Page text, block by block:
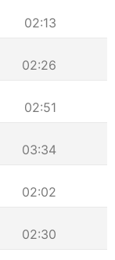
02:13
02:26
02:51
03:34
02:02
02:30